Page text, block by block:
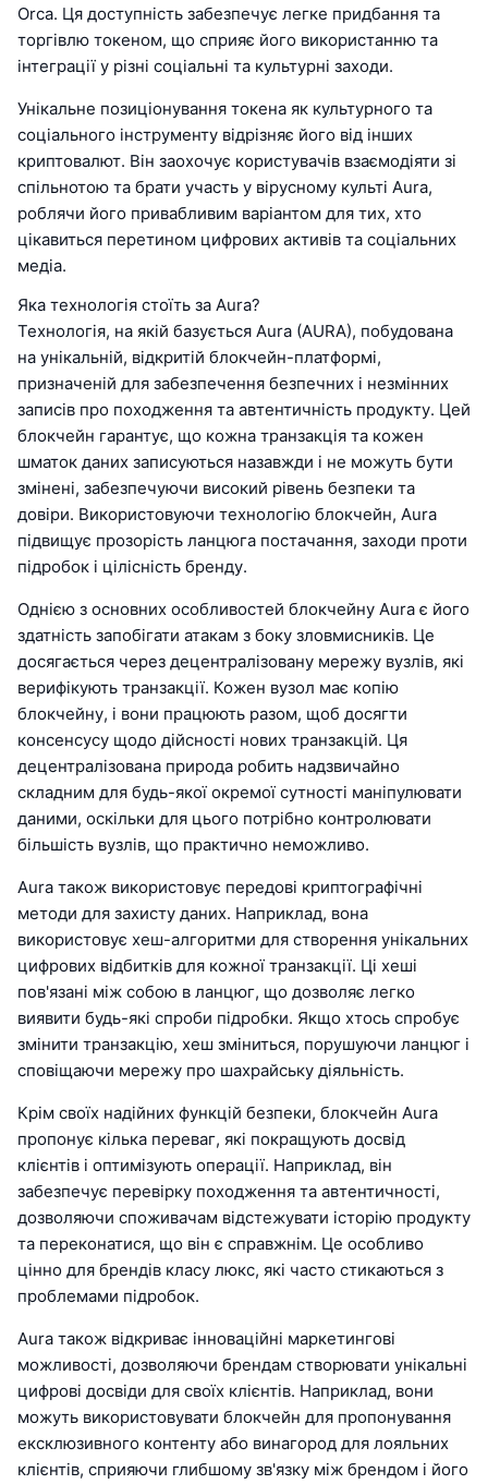
Orca. Ця доступність забезпечує легке придбання та
торгівлю токеном, що сприяє його використанню та
інтеграції у різні соціальні та культурні заходи.
Унікальне позиціонування токена як культурного та
соціального інструменту відрізняє його від інших
криптовалют. Він заохочує користувачів взаємодіяти зі
спільнотою та брати участь у вірусному культі Aura,
роблячи його привабливим варіантом для тих, хто
цікавиться перетином цифрових активів та соціальних
медіа.
Яка технологія стоїть за Aura?
Технологія, на якій базується Aura (AURA), побудована
на унікальній, відкритій блокчейн-платформі,
призначеній для забезпечення безпечних і незмінних
записів про походження та автентичність продукту. Цей
блокчейн гарантує, що кожна транзакція та кожен
шматок даних записуються назавжди і не можуть бути
змінені, забезпечуючи високий рівень безпеки та
довіри. Використовуючи технологію блокчейн, Aura
підвищує прозорість ланцюга постачання, заходи проти
підробок і цілісність бренду.
Однією з основних особливостей блокчейну Aura є його
здатність запобігати атакам з боку зловмисників. Це
досягається через децентралізовану мережу вузлів, які
верифікують транзакції. Кожен вузол має копію
блокчейну, і вони працюють разом, щоб досягти
консенсусу щодо дійсності нових транзакцій. Ця
децентралізована природа робить надзвичайно
складним для будь-якої окремої сутності маніпулювати
даними, оскільки для цього потрібно контролювати
більшість вузлів, що практично неможливо.
Aura також використовує передові криптографічні
методи для захисту даних. Наприклад, вона
використовує хеш-алгоритми для створення унікальних
цифрових відбитків для кожної транзакції. Ці хеші
пов'язані між собою в ланцюг, що дозволяє легко
виявити будь-які спроби підробки. Якщо хтось спробує
змінити транзакцію, хеш зміниться, порушуючи ланцюг і
сповіщаючи мережу про шахрайську діяльність.
Крім своїх надійних функцій безпеки, блокчейн Aura
пропонує кілька переваг, які покращують досвід
клієнтів і оптимізують операції. Наприклад, він
забезпечує перевірку походження та автентичності,
дозволяючи споживачам відстежувати історію продукту
та переконатися, що він є справжнім. Це особливо
цінно для брендів класу люкс, які часто стикаються з
проблемами підробок.
Aura також відкриває інноваційні маркетингові
можливості, дозволяючи брендам створювати унікальні
цифрові досвіди для своїх клієнтів. Наприклад, вони
можуть використовувати блокчейн для пропонування
ексклюзивного контенту або винагород для лояльних
клієнтів, сприяючи глибшому зв'язку між брендом і його